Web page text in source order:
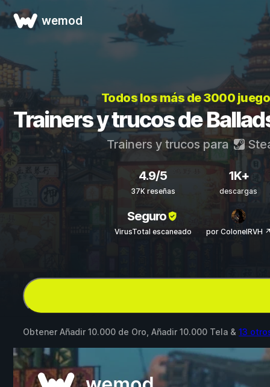
wemod
Todos los más de 3000
Trainers y trucos de
Trainers y trucos para
4.9/5
37K reseñas
1K+
descargas
Seguro
VirusTotal escaneado por ColonelRVH
Obtener Añadir 10.000 de Oro, Añadir 10.000 Tela & 13